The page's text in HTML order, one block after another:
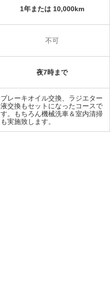
1年または 10,000km
不可
夜7時まで
ブレーキオイル交換、ラジエター
液交換もセットになったコースで
す。もちろん機械洗車＆室内清掃
も実施致します。